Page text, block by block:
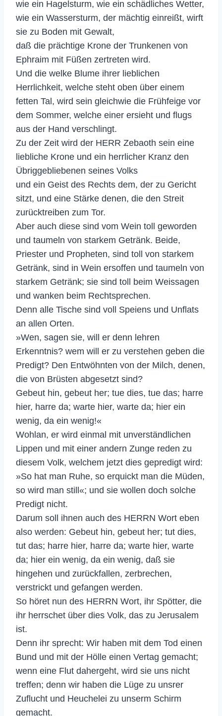
wie ein Hagelsturm, wie ein schädliches Wetter,
wie ein Wassersturm, der mächtig einreißt, wirft
sie zu Boden mit Gewalt,
daß die prächtige Krone der Trunkenen von
Ephraim mit Füßen zertreten wird.
Und die welke Blume ihrer lieblichen
Herrlichkeit, welche steht oben über einem
fetten Tal, wird sein gleichwie die Frühfeige vor
dem Sommer, welche einer ersieht und flugs
aus der Hand verschlingt.
Zu der Zeit wird der HERR Zebaoth sein eine
liebliche Krone und ein herrlicher Kranz den
Übriggebliebenen seines Volks
und ein Geist des Rechts dem, der zu Gericht
sitzt, und eine Stärke denen, die den Streit
zurücktreiben zum Tor.
Aber auch diese sind vom Wein toll geworden
und taumeln von starkem Getränk. Beide,
Priester und Propheten, sind toll von starkem
Getränk, sind in Wein ersoffen und taumeln von
starkem Getränk; sie sind toll beim Weissagen
und wanken beim Rechtsprechen.
Denn alle Tische sind voll Speiens und Unflats
an allen Orten.
»Wen, sagen sie, will er denn lehren
Erkenntnis? wem will er zu verstehen geben die
Predigt? Den Entwöhnten von der Milch, denen,
die von Brüsten abgesetzt sind?
Gebeut hin, gebeut her; tue dies, tue das; harre
hier, harre da; warte hier, warte da; hier ein
wenig, da ein wenig!«
Wohlan, er wird einmal mit unverständlichen
Lippen und mit einer andern Zunge reden zu
diesem Volk, welchem jetzt dies gepredigt wird:
»So hat man Ruhe, so erquickt man die Müden,
so wird man still«; und sie wollen doch solche
Predigt nicht.
Darum soll ihnen auch des HERRN Wort eben
also werden: Gebeut hin, gebeut her; tut dies,
tut das; harre hier, harre da; warte hier, warte
da; hier ein wenig, da ein wenig, daß sie
hingehen und zurückfallen, zerbrechen,
verstrickt und gefangen werden.
So höret nun des HERRN Wort, ihr Spötter, die
ihr herrschet über dies Volk, das zu Jerusalem
ist.
Denn ihr sprecht: Wir haben mit dem Tod einen
Bund und mit der Hölle einen Vertag gemacht;
wenn eine Flut dahergeht, wird sie uns nicht
treffen; denn wir haben die Lüge zu unsrer
Zuflucht und Heuchelei zu unserm Schirm
gemacht.